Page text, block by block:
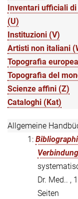
Inventari ufficiali
(U)
Instituzioni (V)
Artisti non italiani
Topografia
Topografia del
Scienze affini (Z)
Cataloghi (Kat)
Allgemeine
1:
Dr. Med.. ,
Seiten